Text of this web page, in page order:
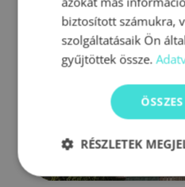
biztosított számukra,
szolgáltatásaik Ön
gyűjtöttek össze.
RÉSZLETEK